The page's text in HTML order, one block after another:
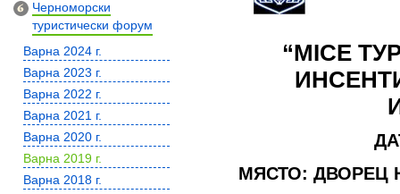
Черноморски
туристически форум
Варна 2024 г.
Варна 2023 г.
Варна 2022 г.
Варна 2021 г.
Варна 2020 г.
Варна 2019 г.
Варна 2018 г.
“МICE
МЯСТО: ДВОРЕЦ